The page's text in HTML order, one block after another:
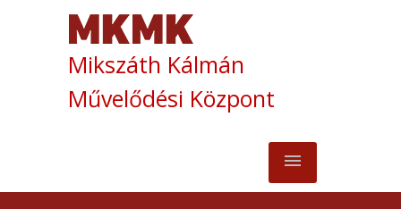
Mikszáth Kálmán
Művelődési Központ